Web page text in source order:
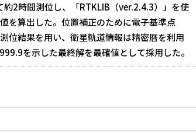
2時間測位し、「RTKLIB（ver.2.4.3）」を使
を算出した。位置補正のために電子基準点
位結果を用い、衛星軌道情報は精密暦を利用
を示した最終解を最確値として採用した。